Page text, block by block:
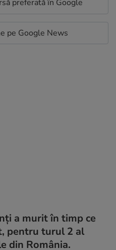
preferată în Google
pe Google News
a murit în timp ce
pentru turul 2 al
din România.